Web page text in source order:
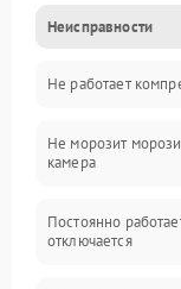
Механика
Электропитание
Дренаж
Неисправности
Не работает
Не морозит
камера
Постоянно
отключается